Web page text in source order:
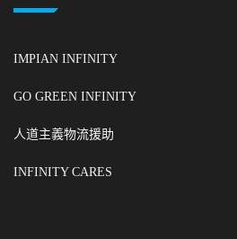
IMPIAN INFINITY
GO GREEN INFINITY
人道主義物流援助
INFINITY CARES